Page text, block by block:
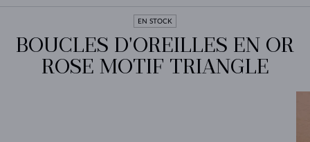
EN STOCK
BOUCLES D'OREILLES EN OR
ROSE MOTIF TRIANGLE